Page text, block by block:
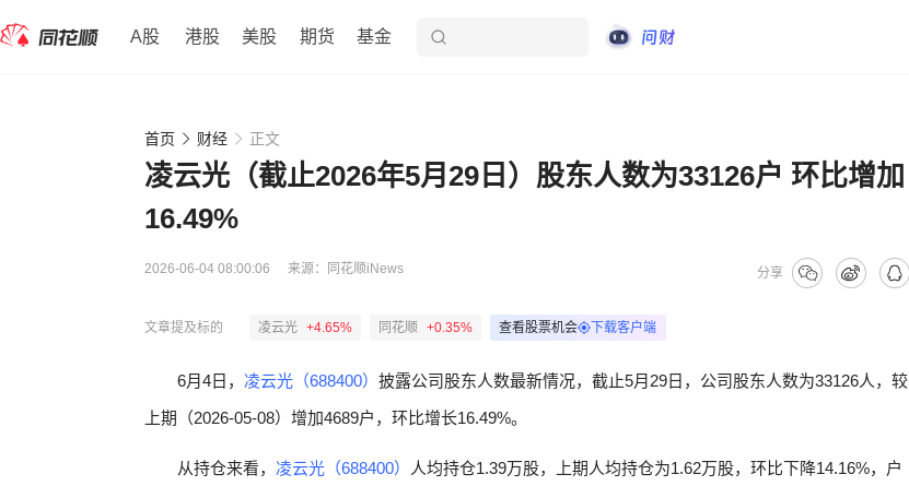
A股 港股 美股 期货 基金
首页 财经 正文
凌云光（截止2026年5月29日）股东人数为33126户 环比增加
16.49%
2026-06-04 08:00:06 来源： 同花顺iNews 分享
文章提及标的 凌云光 +4.65% 同花顺 +0.35% 查看股票机会 下载客户端
6月4日， 凌云光（688400） 披露公司股东人数最新情况，截止5月29日，公司股东人数为33126人，较
上期（2026-05-08）增加4689户，环比增长16.49%。
从持仓来看， 凌云光（688400）
人均持仓1.39万股，上期人均持仓为1.62万股，环比下降14.16%，户